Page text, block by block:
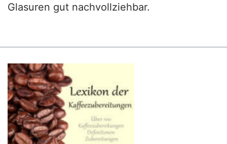
Glasuren gut nachvollziehbar.